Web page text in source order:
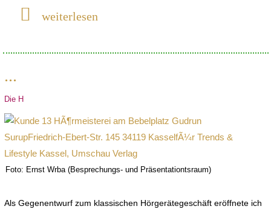
weiterlesen
...
Die H
Foto: Ernst Wrba (Besprechungs- und Präsentationtsraum)
Als Gegenentwurf zum klassischen Hörgerätegeschäft eröffnete ich